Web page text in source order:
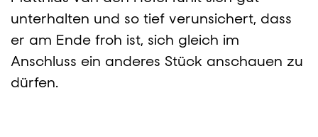
unterhalten und so tief verunsichert, dass
er am Ende froh ist, sich gleich im
Anschluss ein anderes Stück anschauen zu
dürfen.